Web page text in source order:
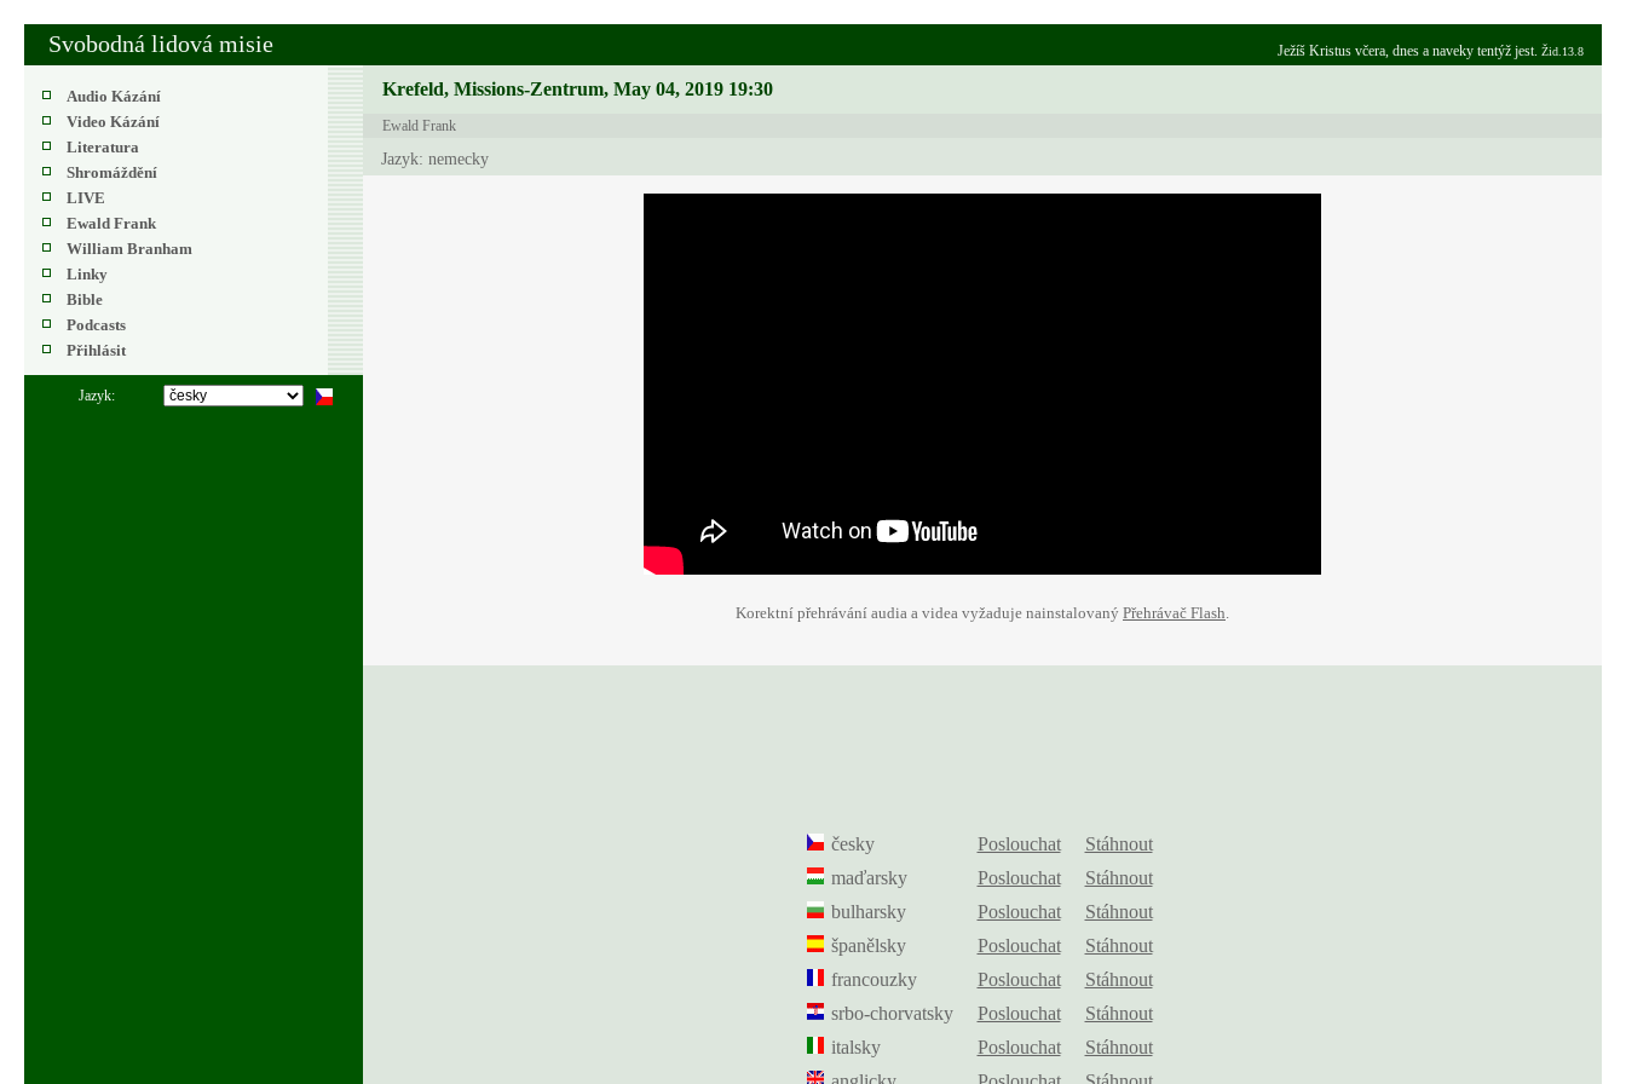
Svobodná lidová misie Ježíš Kristus včera, dnes a naveky tentýž jest. Žid.13.8
Audio Kázání
Video Kázání
Literatura
Shromáždění
LIVE
Ewald Frank
William Branham
Linky
Bible
Podcasts
Přihlásit
Jazyk:
Krefeld, Missions-Zentrum, May 04, 2019 19:30
Ewald Frank
Jazyk: nemecky
Korektní přehrávání audia a videa vyžaduje nainstalovaný Přehrávač Flash.
česky Poslouchat
Stáhnout
maďarsky
Poslouchat
Stáhnout
bulharsky
Poslouchat
Stáhnout
španělsky
Poslouchat
Stáhnout
francouzky
Poslouchat
Stáhnout
srbo-chorvatsky
Poslouchat
Stáhnout
italsky
Poslouchat
Stáhnout